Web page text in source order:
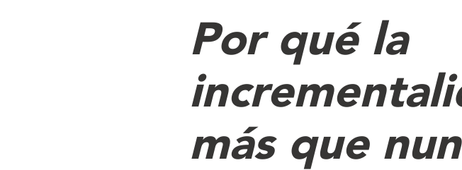
Por qué la
más que